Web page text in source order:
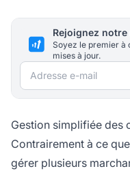
Rejoignez
Soyez le premier à
mises à jour.
Adresse e-mail
Gestion simplifiée des
Contrairement à ce
gérer plusieurs